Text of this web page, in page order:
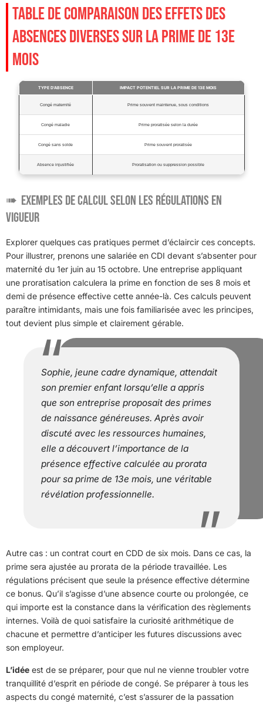
TABLE DE COMPARAISON DES EFFETS DES
ABSENCES DIVERSES SUR LA PRIME DE 13E
MOIS
TYPE D’ABSENCE IMPACT POTENTIEL SUR LA PRIME DE 13E MOIS
Congé maternité Prime souvent maintenue, sous conditions
Congé maladie Prime proratisée selon la durée
Congé sans solde Prime souvent proratisée
Absence injustifiée Proratisation ou suppression possible
Exemples de calcul selon les régulations en
vigueur
Explorer quelques cas pratiques permet d’éclaircir ces concepts.
Pour illustrer, prenons une salariée en CDI devant s’absenter pour
maternité du 1er juin au 15 octobre. Une entreprise appliquant
une proratisation calculera la prime en fonction de ses 8 mois et
demi de présence effective cette année-là. Ces calculs peuvent
paraître intimidants, mais une fois familiarisée avec les principes,
tout devient plus simple et clairement gérable.
Sophie, jeune cadre dynamique, attendait
son premier enfant lorsqu’elle a appris
que son entreprise proposait des primes
de naissance généreuses. Après avoir
discuté avec les ressources humaines,
elle a découvert l’importance de la
présence effective calculée au prorata
pour sa prime de 13e mois, une véritable
révélation professionnelle.
Autre cas : un contrat court en CDD de six mois. Dans ce cas, la
prime sera ajustée au prorata de la période travaillée. Les
régulations précisent que seule la présence effective détermine
ce bonus. Qu’il s’agisse d’une absence courte ou prolongée, ce
qui importe est la constance dans la vérification des règlements
internes. Voilà de quoi satisfaire la curiosité arithmétique de
chacune et permettre d’anticiper les futures discussions avec
son employeur.
L’idée est de se préparer, pour que nul ne vienne troubler votre
tranquillité d’esprit en période de congé. Se préparer à tous les
aspects du congé maternité, c’est s’assurer de la passation